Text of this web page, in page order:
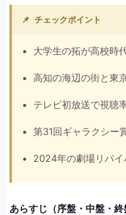
📌 チェックポイント
大学生の拓が高校時
高知の海辺の街と東
テレビ初放送で視聴
第31回ギャラクシー
2024年の劇場リバ
あらすじ（序盤・中盤・終